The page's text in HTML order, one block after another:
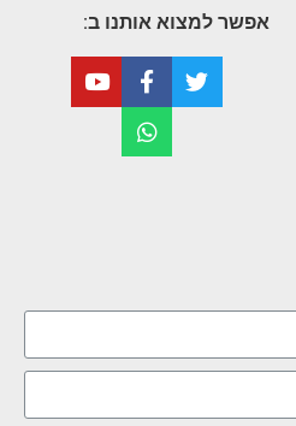
אפשר למצוא אותנו ב: